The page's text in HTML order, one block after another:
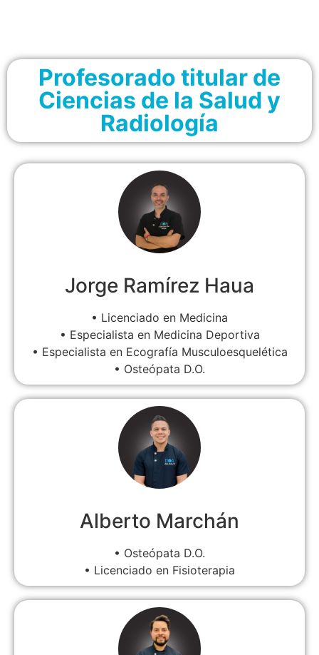
Profesorado titular de
Ciencias de la Salud y
Radiología
Jorge Ramírez Haua
• Licenciado en Medicina
• Especialista en Medicina Deportiva
• Especialista en Ecografía Musculoesquelética
• Osteópata D.O.
Alberto Marchán
• Osteópata D.O.
• Licenciado en Fisioterapia